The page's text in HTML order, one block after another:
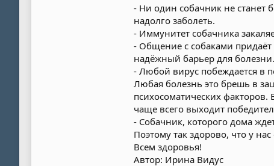
- Ни один собачник не станет
надолго заболеть.
- Иммунитет собачника
- Общение с собаками
надёжный барьер для болезни.
- Любой вирус побеждается в
Любая болезнь это брешь в
психосоматических
чаще всего выходит
- Собачник, которого дома
Поэтому так здорово, что у
Всем здоровья!
Автор: Ирина Видус